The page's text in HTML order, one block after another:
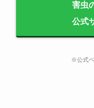
害虫
公式
※公式ペ